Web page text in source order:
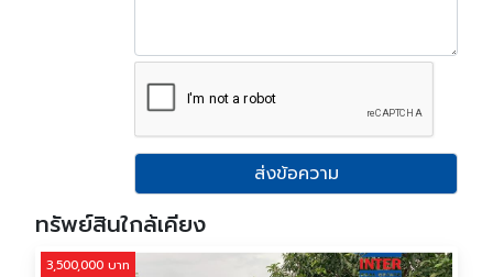
ส่งข้อความ
ทรัพย์สินใกล้เคียง
3,500,000 บาท